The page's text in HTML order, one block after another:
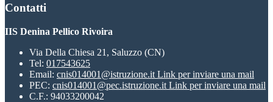
Contatti
IIS Denina Pellico Rivoira
Via Della Chiesa 21, Saluzzo (CN)
Tel: 017543625
Email: cnis014001@istruzione.it Link per inviare una mail
PEC: cnis014001@pec.istruzione.it Link per inviare una mail
C.F.: 94033200042